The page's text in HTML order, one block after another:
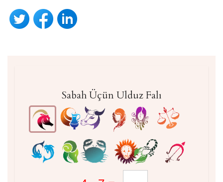
Sabah Üçün Ulduz Falı